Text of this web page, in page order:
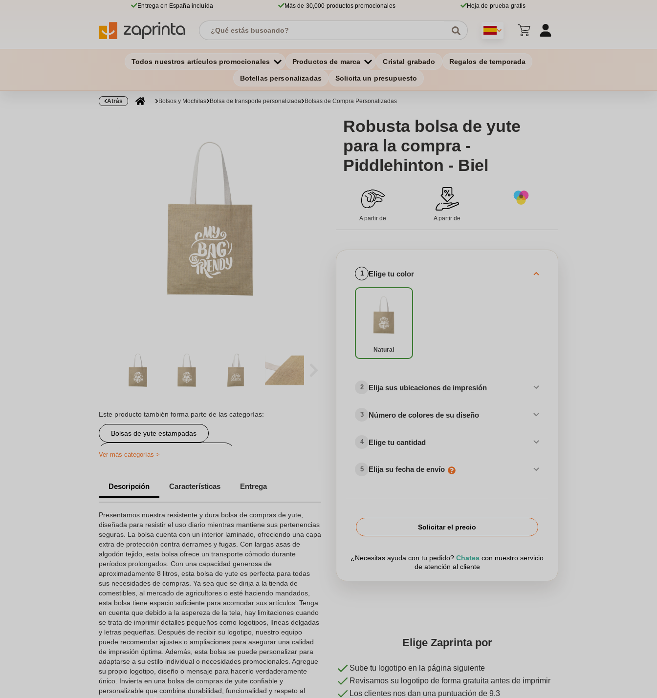
Entrega en España incluida Más de 30,000 productos promocionales Hoja de prueba gratis
Todos nuestros artículos promocionales Productos de marca Cristal grabado Regalos de temporada
Botellas personalizadas Solicita un presupuesto
Atrás Bolsos y Mochilas Bolsa de transporte personalizada Bolsas de Compra Personalizadas
Este producto también forma parte de las categorías:
Bolsas de yute estampadas
Bolsas Reutilizables Personalizadas
Ver más categorías >
Descripción Características Entrega
Presentamos nuestra resistente y dura bolsa de compras de yute,
diseñada para resistir el uso diario mientras mantiene sus pertenencias
seguras. La bolsa cuenta con un interior laminado, ofreciendo una capa
extra de protección contra derrames y fugas. Con largas asas de
algodón tejido, esta bolsa ofrece un transporte cómodo durante
períodos prolongados. Con una capacidad generosa de
aproximadamente 8 litros, esta bolsa de yute es perfecta para todas
sus necesidades de compras. Ya sea que se dirija a la tienda de
comestibles, al mercado de agricultores o esté haciendo mandados,
esta bolsa tiene espacio suficiente para acomodar sus artículos. Tenga
en cuenta que debido a la aspereza de la tela, hay limitaciones cuando
se trata de imprimir detalles pequeños como logotipos, líneas delgadas
y letras pequeñas. Después de recibir su logotipo, nuestro equipo
puede recomendar ajustes o ampliaciones para asegurar una calidad
de impresión óptima. Además, esta bolsa se puede personalizar para
adaptarse a su estilo individual o necesidades promocionales. Agregue
su propio logotipo, diseño o mensaje para hacerlo verdaderamente
único. Invierta en una bolsa de compras de yute confiable y
personalizable que combina durabilidad, funcionalidad y respeto al
Robusta bolsa de yute
para la compra -
Piddlehinton - Biel
A partir de A partir de
1 Elige tu color
Natural
2 Elija sus ubicaciones de impresión
3 Número de colores de su diseño
4 Elige tu cantidad
5 Elija su fecha de envío
Solicitar el precio
¿Necesitas ayuda con tu pedido? Chatea con nuestro servicio
de atención al cliente
Elige Zaprinta por
Sube tu logotipo en la página siguiente
Revisamos su logotipo de forma gratuita antes de imprimir
Los clientes nos dan una puntuación de 9.3